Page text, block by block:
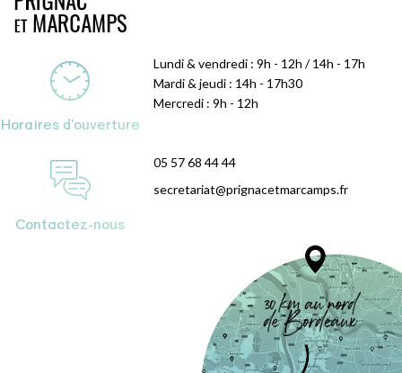
Horaires d'ouverture
Lundi & vendredi : 9h - 12h / 14h - 17h
Mardi & jeudi : 14h - 17h30
Mercredi : 9h - 12h
Contactez-nous
05 57 68 44 44
secretariat@prignacetmarcamps.fr